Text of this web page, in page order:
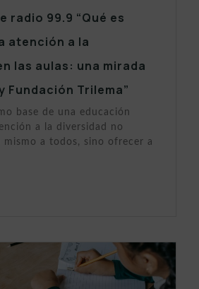
radio 99.9 “Qué es
atención a la
las aulas: una mirada
Fundación Trilema”
base de una educación
a la diversidad no
mismo a todos, sino ofrecer a